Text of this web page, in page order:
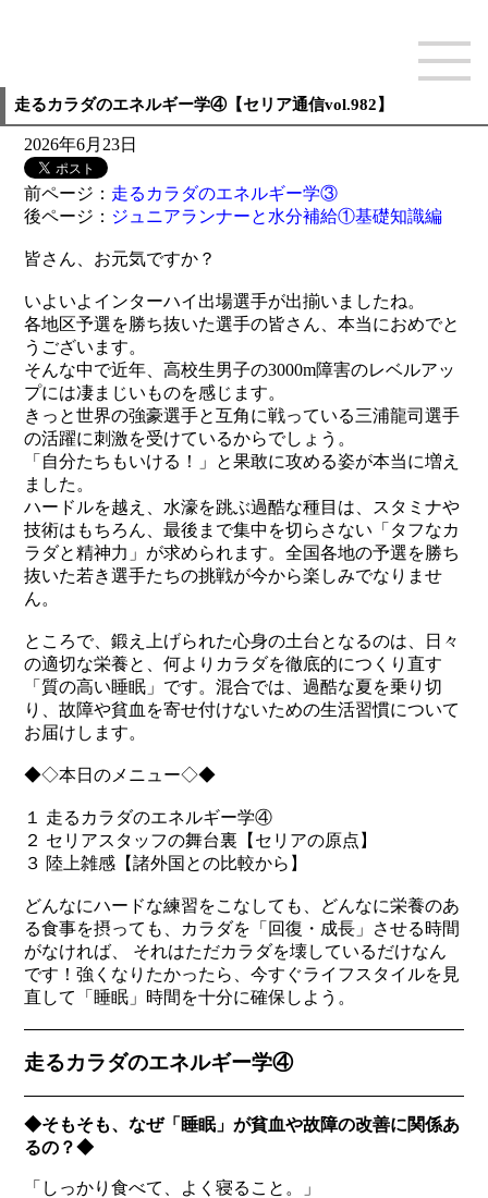
走るカラダのエネルギー学④【セリア通信vol.982】
2026年6月23日
前ページ： 走るカラダのエネルギー学③
後ページ： ジュニアランナーと水分補給①基礎知識編
皆さん、お元気ですか？
いよいよインターハイ出場選手が出揃いましたね。
各地区予選を勝ち抜いた選手の皆さん、本当におめでと
うございます。
そんな中で近年、高校生男子の3000m障害のレベルアッ
プには凄まじいものを感じます。
きっと世界の強豪選手と互角に戦っている三浦龍司選手
の活躍に刺激を受けているからでしょう。
「自分たちもいける！」と果敢に攻める姿が本当に増え
ました。
ハードルを越え、水濠を跳ぶ過酷な種目は、スタミナや
技術はもちろん、最後まで集中を切らさない「タフなカ
ラダと精神力」が求められます。全国各地の予選を勝ち
抜いた若き選手たちの挑戦が今から楽しみでなりませ
ん。
ところで、鍛え上げられた心身の土台となるのは、日々
の適切な栄養と、何よりカラダを徹底的につくり直す
「質の高い睡眠」です。混合では、過酷な夏を乗り切
り、故障や貧血を寄せ付けないための生活習慣について
お届けします。
◆◇本日のメニュー◇◆
１ 走るカラダのエネルギー学④
２ セリアスタッフの舞台裏【セリアの原点】
３ 陸上雑感【諸外国との比較から】
どんなにハードな練習をこなしても、どんなに栄養のあ
る食事を摂っても、カラダを「回復・成長」させる時間
がなければ、 それはただカラダを壊しているだけなん
です！強くなりたかったら、今すぐライフスタイルを見
直して「睡眠」時間を十分に確保しよう。
走るカラダのエネルギー学④
◆そもそも、なぜ「睡眠」が貧血や故障の改善に関係あ
るの？◆
「しっかり食べて、よく寝ること。」